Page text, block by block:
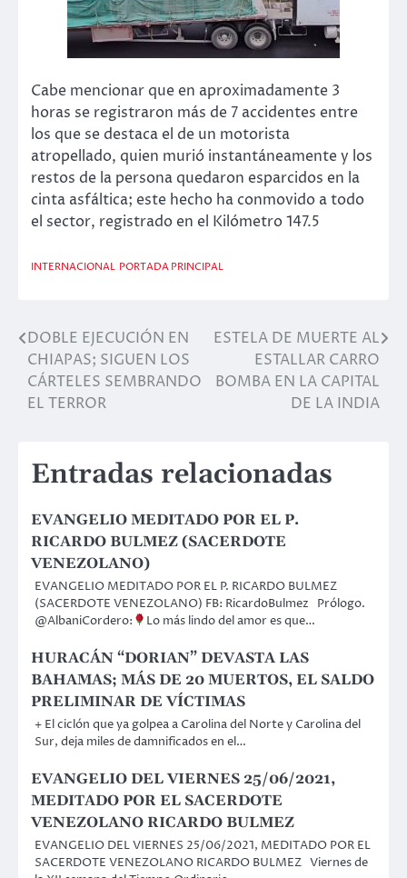
Cabe mencionar que en aproximadamente 3
horas se registraron más de 7 accidentes entre
los que se destaca el de un motorista
atropellado, quien murió instantáneamente y los
restos de la persona quedaron esparcidos en la
cinta asfáltica; este hecho ha conmovido a todo
el sector, registrado en el Kilómetro 147.5
INTERNACIONAL PORTADA PRINCIPAL
Navegación
de
entradas
DOBLE EJECUCIÓN EN
CHIAPAS; SIGUEN LOS
CÁRTELES SEMBRANDO
EL TERROR
ESTELA DE MUERTE AL
ESTALLAR CARRO
BOMBA EN LA CAPITAL
DE LA INDIA
Entradas relacionadas
EVANGELIO MEDITADO POR EL P.
RICARDO BULMEZ (SACERDOTE
VENEZOLANO)
EVANGELIO MEDITADO POR EL P. RICARDO BULMEZ
(SACERDOTE VENEZOLANO) FB: RicardoBulmez Prólogo.
@AlbaniCordero:
Lo más lindo del amor es que…
HURACÁN “DORIAN” DEVASTA LAS
BAHAMAS; MÁS DE 20 MUERTOS, EL SALDO
PRELIMINAR DE VÍCTIMAS
+ El ciclón que ya golpea a Carolina del Norte y Carolina del
Sur, deja miles de damnificados en el…
EVANGELIO DEL VIERNES 25/06/2021,
MEDITADO POR EL SACERDOTE
VENEZOLANO RICARDO BULMEZ
EVANGELIO DEL VIERNES 25/06/2021, MEDITADO POR EL
SACERDOTE VENEZOLANO RICARDO BULMEZ Viernes de